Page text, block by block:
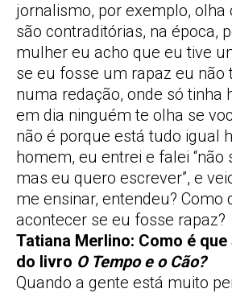
jornalismo, por exemplo, olha
são contraditórias, na época,
mulher eu acho que eu tive
se eu fosse um rapaz eu não
numa redação, onde só tinha
em dia ninguém te olha se
não é porque está tudo igual
homem, eu entrei e falei “não
mas eu quero escrever”, e
me ensinar, entendeu? Como
acontecer se eu fosse rapaz?
Tatiana Merlino: Como é
do livro O Tempo e o Cão?
Quando a gente está muito